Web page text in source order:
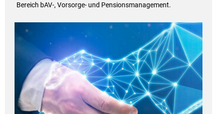
Bereich bAV-, Vorsorge- und Pensionsmanagement.